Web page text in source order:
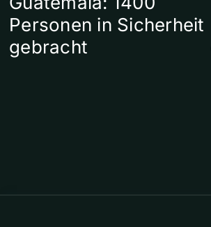
Personen in Sicherheit
gebracht